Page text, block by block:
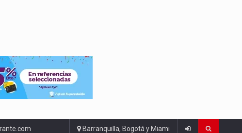
Barranquilla, Bogotá y Miami